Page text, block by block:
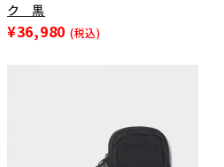
ブラックスウェット
ク 黒
¥36,980 (税込)